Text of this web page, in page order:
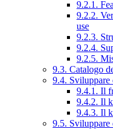
9.2.1.
9.2.2.
use
9.2.3.
9.2.4.
9.2.5.
9.3. Catalogo
9.4. Sviluppare
9.4.1. Il
9.4.2. Il
9.4.3. Il
9.5.